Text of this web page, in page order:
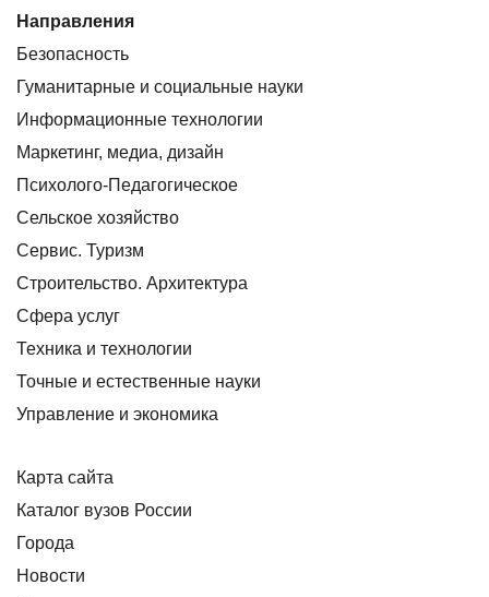
Направления
Безопасность
Гуманитарные и социальные науки
Информационные технологии
Маркетинг, медиа, дизайн
Психолого-Педагогическое
Сельское хозяйство
Сервис. Туризм
Строительство. Архитектура
Сфера услуг
Техника и технологии
Точные и естественные науки
Управление и экономика
Карта сайта
Каталог вузов России
Города
Новости